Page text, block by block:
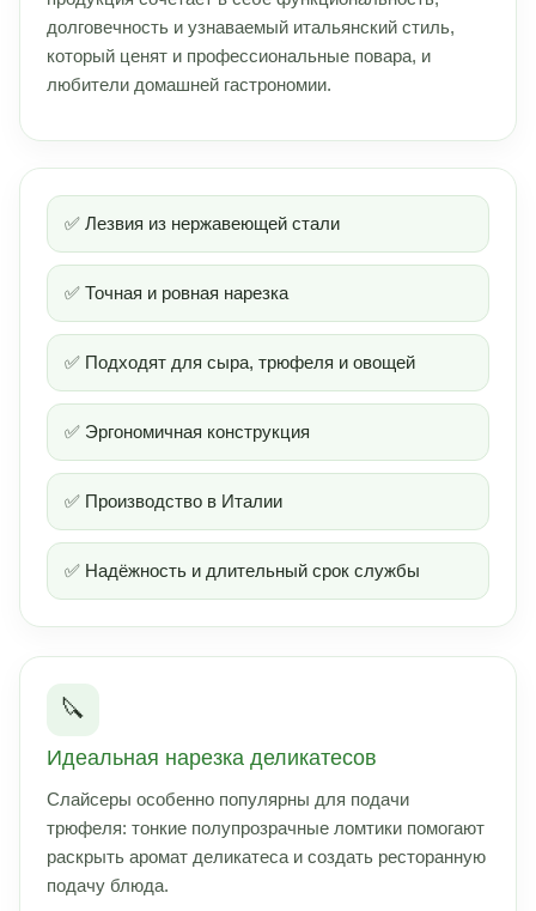
долговечность и узнаваемый итальянский стиль,
который ценят и профессиональные повара, и
любители домашней гастрономии.
✅ Лезвия из нержавеющей стали
✅ Точная и ровная нарезка
✅ Подходят для сыра, трюфеля и овощей
✅ Эргономичная конструкция
✅ Производство в Италии
✅ Надёжность и длительный срок службы
🔪
Идеальная нарезка деликатесов
Слайсеры особенно популярны для подачи
трюфеля: тонкие полупрозрачные ломтики помогают
раскрыть аромат деликатеса и создать ресторанную
подачу блюда.